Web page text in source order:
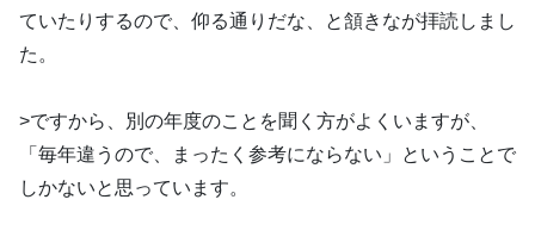
ていたりするので、仰る通りだな、と頷きなが拝読しまし
た。
>ですから、別の年度のことを聞く方がよくいますが、
「毎年違うので、まったく参考にならない」ということで
しかないと思っています。